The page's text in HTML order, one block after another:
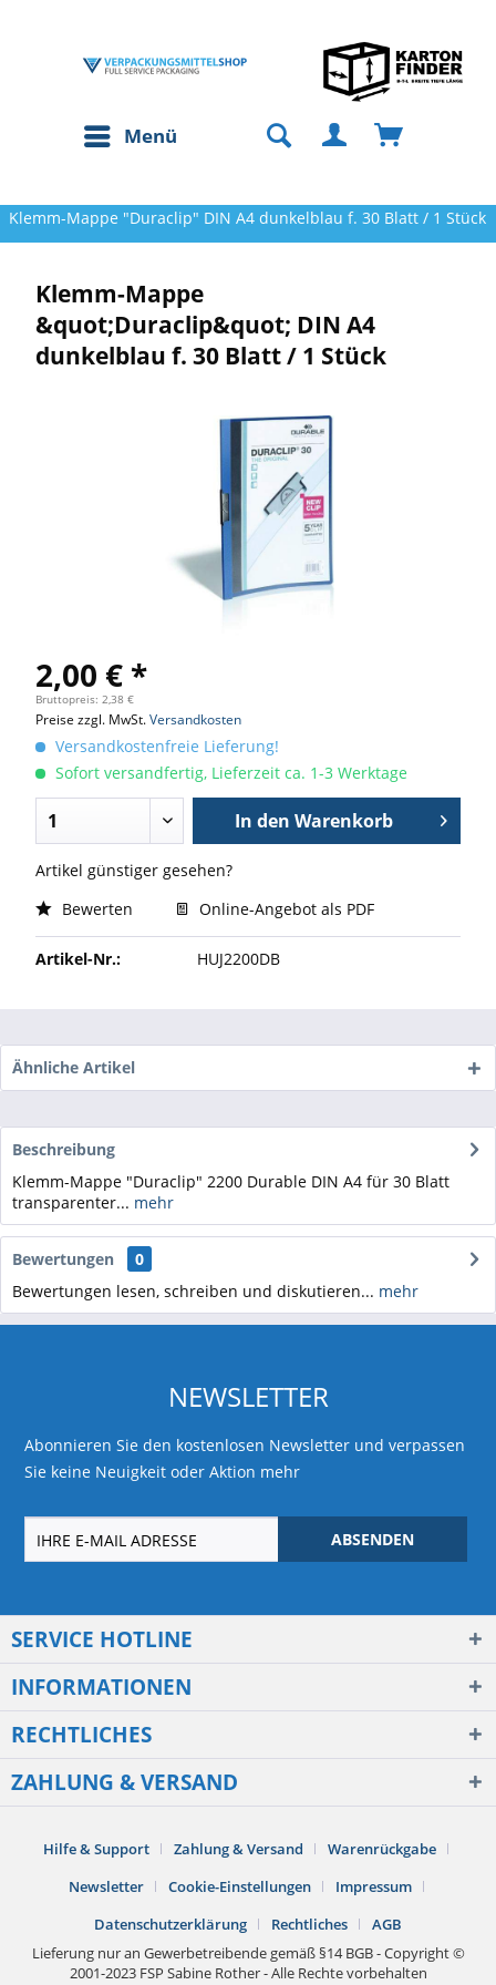
Menü
Klemm-Mappe "Duraclip" DIN A4 dunkelblau f. 30 Blatt / 1 Stück
Klemm-Mappe
&quot;Duraclip&quot; DIN A4
dunkelblau f. 30 Blatt / 1 Stück
2,00 € *
Bruttopreis: 2,38 €
Preise zzgl. MwSt.Versandkosten
Versandkostenfreie Lieferung!
Sofort versandfertig, Lieferzeit ca. 1-3 Werktage
In den Warenkorb
Artikel günstiger gesehen?
Bewerten
Online-Angebot als PDF
Artikel-Nr.: HUJ2200DB
Ähnliche Artikel
Beschreibung
Klemm-Mappe "Duraclip" 2200 Durable DIN A4 für 30 Blatt
transparenter... mehr
Bewertungen
0
Bewertungen lesen, schreiben und diskutieren... mehr
NEWSLETTER
Abonnieren Sie den kostenlosen Newsletter und verpassen
Sie keine Neuigkeit oder Aktion mehr
ABSENDEN
SERVICE HOTLINE
INFORMATIONEN
RECHTLICHES
ZAHLUNG & VERSAND
Hilfe & Support Zahlung & Versand
Warenrückgabe
Newsletter
Cookie-Einstellungen
Impressum
Datenschutzerklärung
Rechtliches
AGB
Lieferung nur an Gewerbetreibende gemäß §14 BGB - Copyright ©
2001-2023 FSP Sabine Rother - Alle Rechte vorbehalten